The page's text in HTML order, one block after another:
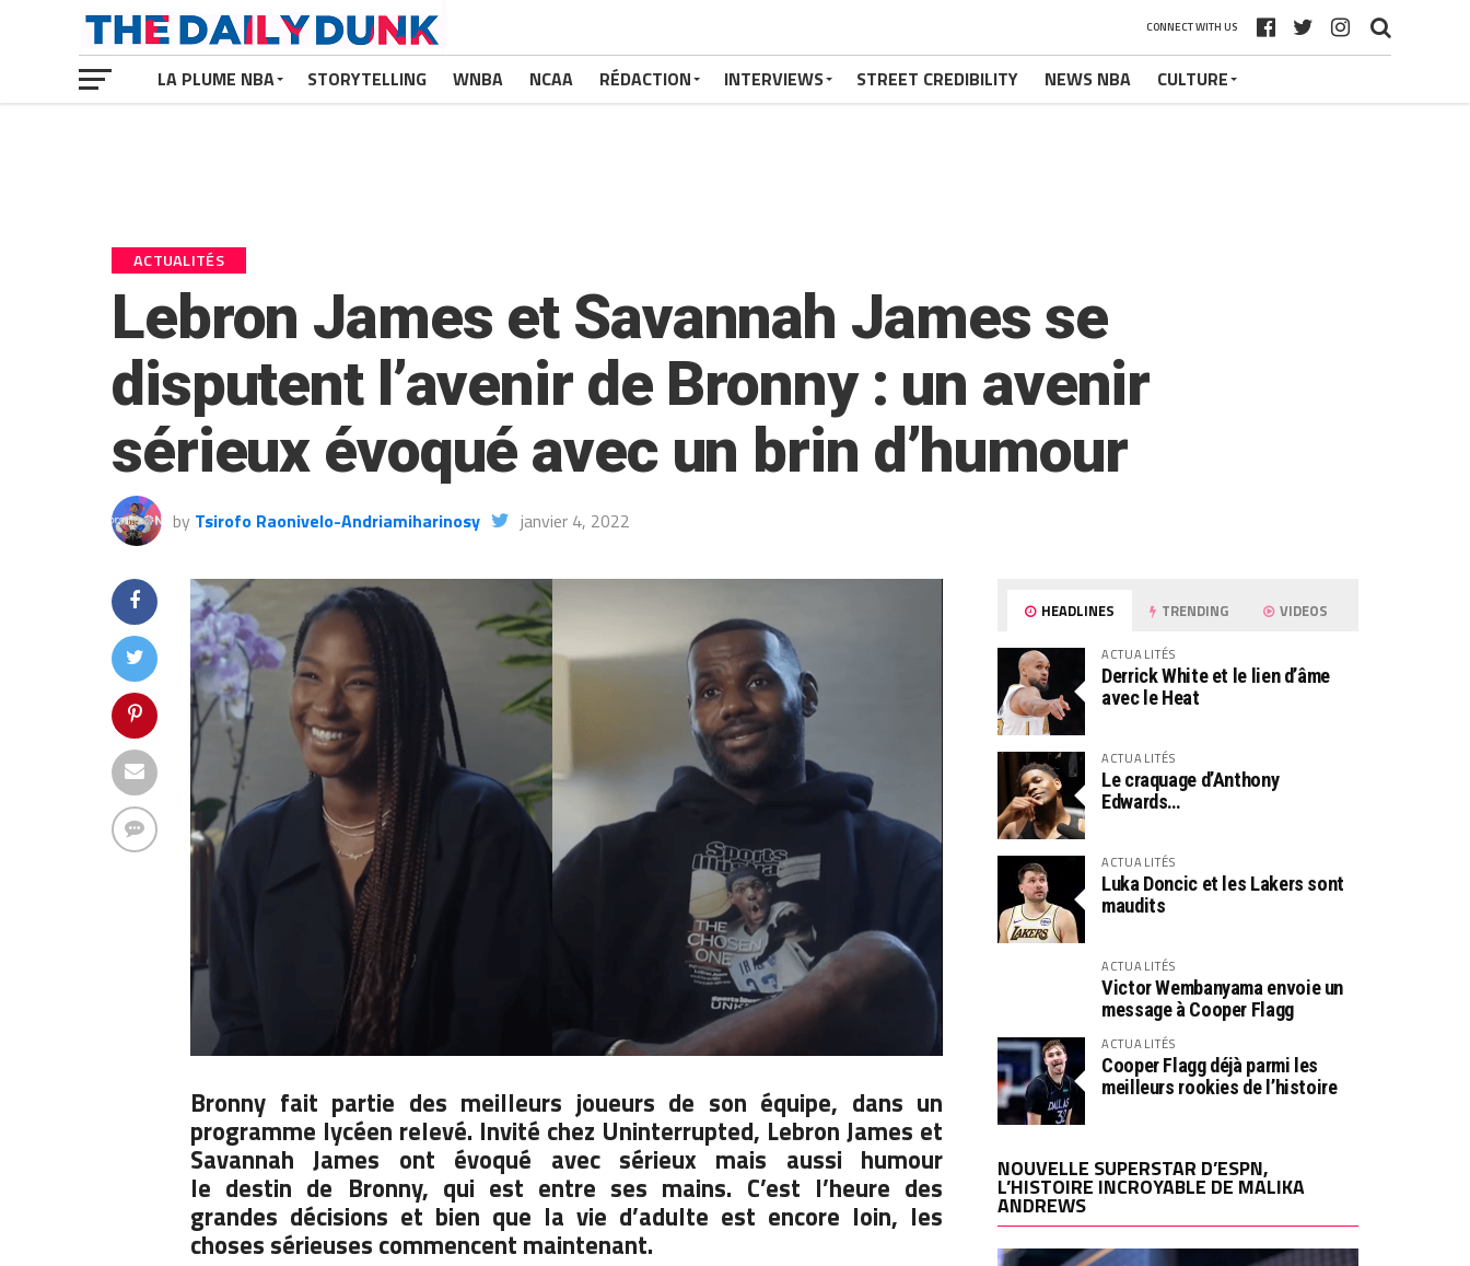
CONNECT WITH US
LA PLUME NBA STORYTELLING WNBA NCAA RÉDACTION INTERVIEWS STREET CREDIBILITY NEWS NBA CULTURE
ACTUALITÉS
Lebron James et Savannah James se
disputent l’avenir de Bronny : un avenir
sérieux évoqué avec un brin d’humour
by Tsirofo Raonivelo-Andriamiharinosy janvier 4, 2022
Bronny fait partie des meilleurs joueurs de son équipe, dans un
programme lycéen relevé. Invité chez Uninterrupted, Lebron James et
Savannah James ont évoqué avec sérieux mais aussi humour
le destin de Bronny, qui est entre ses mains. C’est l’heure des
grandes décisions et bien que la vie d’adulte est encore loin, les
choses sérieuses commencent maintenant.
HEADLINES TRENDING VIDEOS
ACTUALITÉS
Derrick White et le lien d’âme
avec le Heat
ACTUALITÉS
Le craquage d’Anthony
Edwards…
ACTUALITÉS
Luka Doncic et les Lakers sont
maudits
ACTUALITÉS
Victor Wembanyama envoie un
message à Cooper Flagg
ACTUALITÉS
Cooper Flagg déjà parmi les
meilleurs rookies de l’histoire
NOUVELLE SUPERSTAR D’ESPN,
L’HISTOIRE INCROYABLE DE MALIKA
ANDREWS